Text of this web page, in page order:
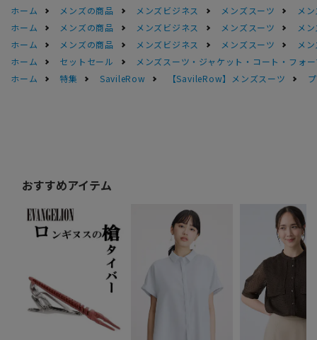
ホーム メンズの商品 メンズビジネス メンズスーツ
メ
ホーム
メンズの商品 メンズビジネス メンズスーツ
メ
ホーム
メンズの商品 メンズビジネス メンズスーツ
メ
ホーム
セットセール
メンズスーツ・ジャケット・コート・フォ
ホーム
特集 SavileRow 【SavileRow】メンズスーツ